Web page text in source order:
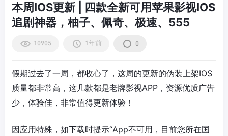
本周IOS更新 | 四款全新可用苹果影视IOS
追剧神器，柚子、佩奇、极速、555
10905 1年前 0
假期过去了一周，都收心了，这周的更新的伪装上架IOS
质量都非常高，这几款都是老牌影视APP，资源优质广告
少，体验佳，非常值得更新体验！
因应用特殊，如下载时提示“App不可用，目前您所在国